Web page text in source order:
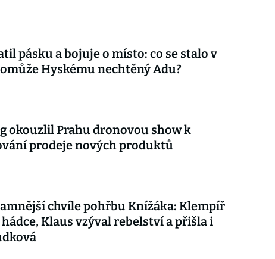
pásku a bojuje o místo: co se stalo v
Hyskému nechtěný Adu?
okouzlil Prahu dronovou show k
prodeje nových produktů
chvíle pohřbu Knížáka: Klempíř
Klaus vzýval rebelství a přišla i